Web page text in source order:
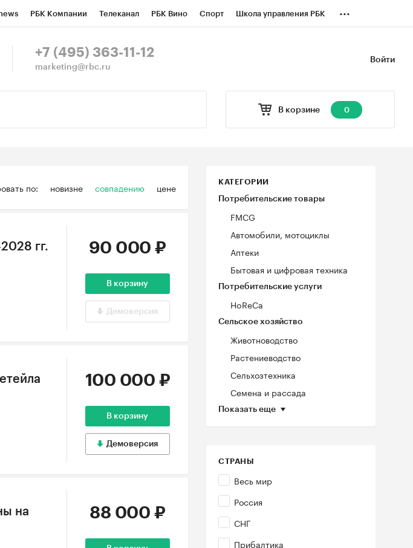
РБК Компании Телеканал РБК Вино Спорт Школа управления РБК
СПб Спецпроекты
...
Войти
+7 (495) 363-11-12
marketing@rbc.ru
В корзине 0
по: новизне совпадению цене КАТЕГОРИИ
Потребительские товары
FMCG
Автомобили, мотоциклы
Аптеки
Бытовая и цифровая техника
Потребительские услуги
HoReCa
Сельское хозяйство
Животноводство
Растениеводство
Сельхозтехника
Семена и рассада
Показать еще
СТРАНЫ
Весь мир
Россия
СНГ
Прибалтика
гг. 90 000 ₽
В корзину
Демоверсия
100 000 ₽
В корзину
Демоверсия
на
88 000 ₽